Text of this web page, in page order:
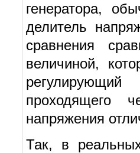
генератора,
делитель
сравнения
величиной,
проходящего
напряжения
Так, в